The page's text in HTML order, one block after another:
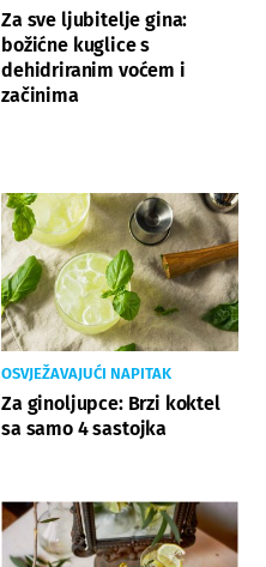
Za sve ljubitelje gina:
božićne kuglice s
dehidriranim voćem i
začinima
OSVJEŽAVAJUĆI NAPITAK
Za ginoljupce: Brzi koktel
sa samo 4 sastojka